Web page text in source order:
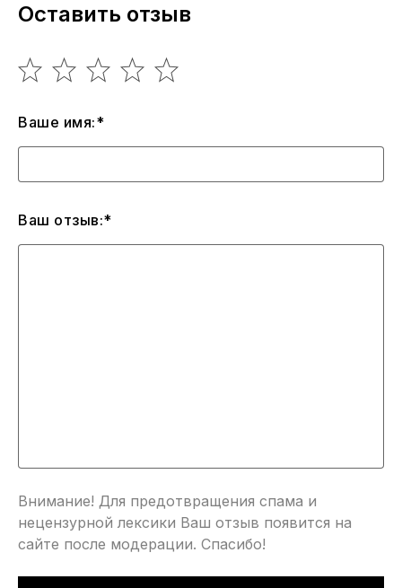
Оставить отзыв
Ваше имя:*
Ваш отзыв:*
Внимание! Для предотвращения спама и
нецензурной лексики Ваш отзыв появится на
сайте после модерации. Спасибо!